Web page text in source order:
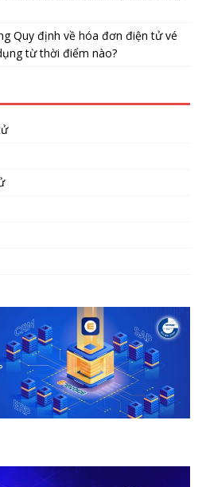
Quy định về hóa đơn điện tử vé
từ thời điểm nào?